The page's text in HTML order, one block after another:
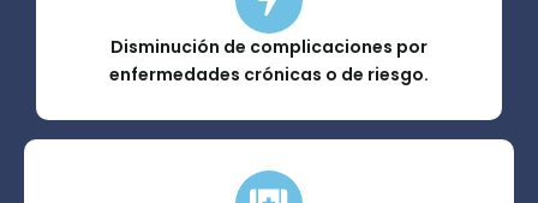
Disminución de complicaciones por
enfermedades crónicas o de riesgo.